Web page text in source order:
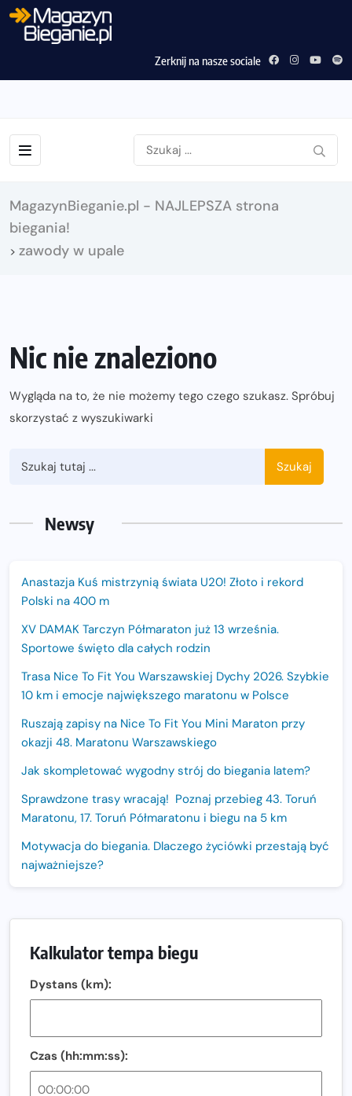
Zerknij na nasze sociale
MagazynBieganie.pl - NAJLEPSZA strona
biegania!
> zawody w upale
Nic nie znaleziono
Wygląda na to, że nie możemy tego czego szukasz. Spróbuj
skorzystać z wyszukiwarki
Szukaj
Newsy
Anastazja Kuś mistrzynią świata U20! Złoto i rekord
Polski na 400 m
XV DAMAK Tarczyn Półmaraton już 13 września.
Sportowe święto dla całych rodzin
Trasa Nice To Fit You Warszawskiej Dychy 2026. Szybkie
10 km i emocje największego maratonu w Polsce
Ruszają zapisy na Nice To Fit You Mini Maraton przy
okazji 48. Maratonu Warszawskiego
Jak skompletować wygodny strój do biegania latem?
Sprawdzone trasy wracają! Poznaj przebieg 43. Toruń
Maratonu, 17. Toruń Półmaratonu i biegu na 5 km
Motywacja do biegania. Dlaczego życiówki przestają być
najważniejsze?
Sprawdzony przebieg i profil stworzony do szybkiego
biegania
Amazfit Balance 3: Kompleksowe narzędzie dla biegacza
i zawodnika Hyrox?
Regeneracja w bieganiu. Co warto o niej wiedzieć?
Kalkulator tempa biegu
Dystans (km):
Czas (hh:mm:ss):